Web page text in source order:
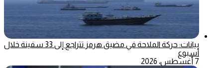
بيانات: حركة الملاحة في مضيق هرمز تتراجع إلى 33 سفينة خلال
أسبوع
7 أغسطس، 2026